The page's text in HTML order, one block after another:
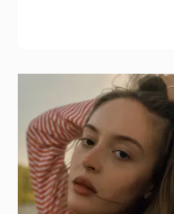
Внучка Никиты
мужем и сыном